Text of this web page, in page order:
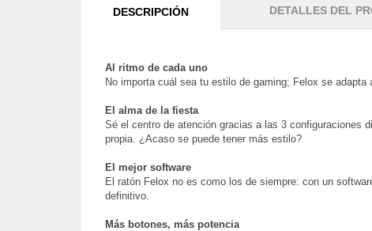
DESCRIPCIÓN DETALLES DEL
Al ritmo de cada uno
No importa cuál sea tu estilo de gaming; Felox se
El alma de la fiesta
Sé el centro de atención gracias a las 3 configuraciones
propia. ¿Acaso se puede tener más estilo?
El mejor software
El ratón Felox no es como los de siempre: con un
definitivo.
Más botones, más potencia